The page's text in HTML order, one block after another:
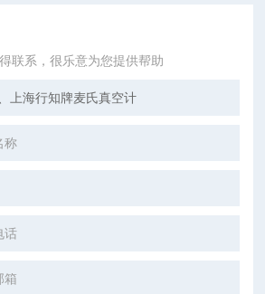
联系，很乐意为您提供帮助